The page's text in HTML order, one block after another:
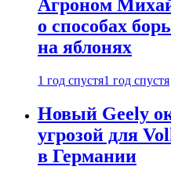
Агроном
о способах
на яблонях
1 год спустя1 год спустя
Новый Geely
угрозой для
в Германии